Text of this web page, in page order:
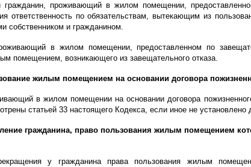
гражданин, проживающий в жилом помещении,
ответственность по обязательствам, вытекающим из
собственником и гражданином.
в жилом помещении, предоставленном по
помещением, возникающего из завещательного отказа.
жилым помещением на основании договора
в жилом помещении на основании договора
статьей 33 настоящего Кодекса, если иное не
гражданина, право пользования жилым помещением
у гражданина права пользования жилым